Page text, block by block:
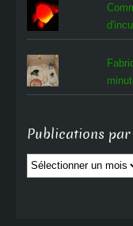
Publications par
Publications
par